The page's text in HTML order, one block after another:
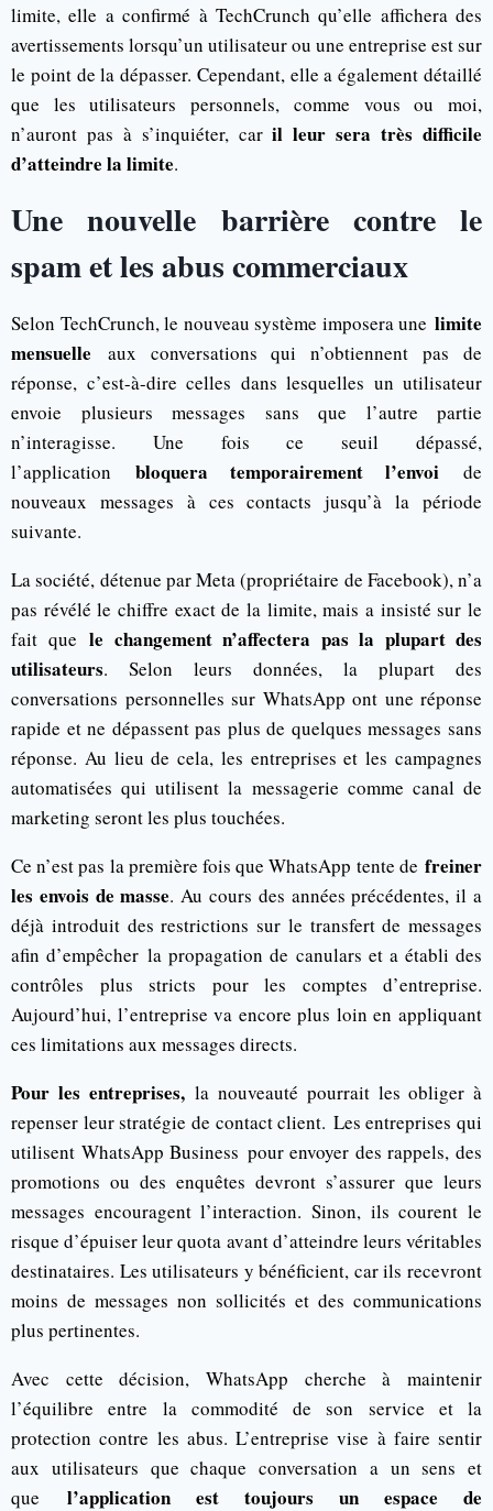
limite, elle a confirmé à TechCrunch qu’elle affichera des
avertissements lorsqu’un utilisateur ou une entreprise est sur
le point de la dépasser. Cependant, elle a également détaillé
que les utilisateurs personnels, comme vous ou moi,
n’auront pas à s’inquiéter, caril leur sera très difficile
d’atteindre la limite.
Une nouvelle barrière contre le
spam et les abus commerciaux
Selon TechCrunch, le nouveau système imposera une limite
mensuelle aux conversations qui n’obtiennent pas de
réponse, c’est-à-dire celles dans lesquelles un utilisateur
envoie plusieurs messages sans que l’autre partie
n’interagisse. Une fois ce seuil dépassé,
l’application bloquera temporairement l’envoi de
nouveaux messages à ces contacts jusqu’à la période
suivante.
La société, détenue par Meta (propriétaire de Facebook), n’a
pas révélé le chiffre exact de la limite, mais a insisté sur le
fait que le changement n’affectera pas la plupart des
utilisateurs. Selon leurs données, la plupart des
conversations personnelles sur WhatsApp ont une réponse
rapide et ne dépassent pas plus de quelques messages sans
réponse. Au lieu de cela, les entreprises et les campagnes
automatisées qui utilisent la messagerie comme canal de
marketing seront les plus touchées.
Ce n’est pas la première fois que WhatsApp tente de freiner
les envois de masse. Au cours des années précédentes, il a
déjà introduit des restrictions sur le transfert de messages
afin d’empêcher la propagation de canulars et a établi des
contrôles plus stricts pour les comptes d’entreprise.
Aujourd’hui, l’entreprise va encore plus loin en appliquant
ces limitations aux messages directs.
Pour les entreprises,la nouveauté pourrait les obliger à
repenser leur stratégie de contact client. Les entreprises qui
utilisent WhatsApp Business pour envoyer des rappels, des
promotions ou des enquêtes devront s’assurer que leurs
messages encouragent l’interaction. Sinon, ils courent le
risque d’épuiser leur quota avant d’atteindre leurs véritables
destinataires. Les utilisateurs y bénéficient, car ils recevront
moins de messages non sollicités et des communications
plus pertinentes.
Avec cette décision, WhatsApp cherche à maintenir
l’équilibre entre la commodité de son service et la
protection contre les abus. L’entreprise vise à faire sentir
aux utilisateurs que chaque conversation a un sens et
que l’application est toujours un espace de